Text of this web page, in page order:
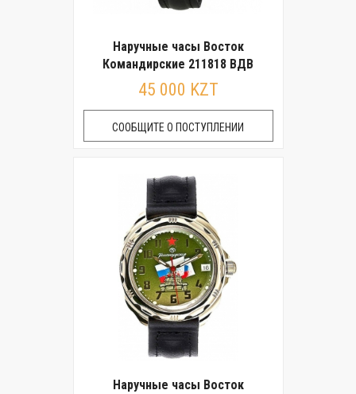
Наручные часы Восток
Командирские 211818 ВДВ
45 000 KZT
СООБЩИТЕ О ПОСТУПЛЕНИИ
Наручные часы Восток